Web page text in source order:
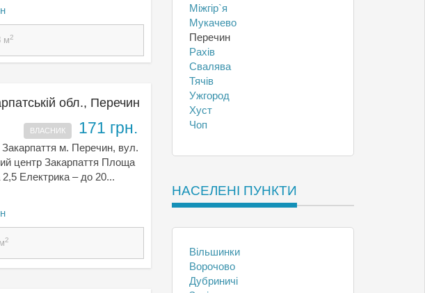
м2
обл., Перечин
ВЛАСНИК 171 грн.
м. Перечин, вул.
центр Закарпаття Площа
Електрика – до 20...
2
Міжгір`я
Мукачево
Перечин
Рахів
Свалява
Тячів
Ужгород
Хуст
Чоп
НАСЕЛЕНІ ПУНКТИ
Вільшинки
Ворочово
Дубриничі